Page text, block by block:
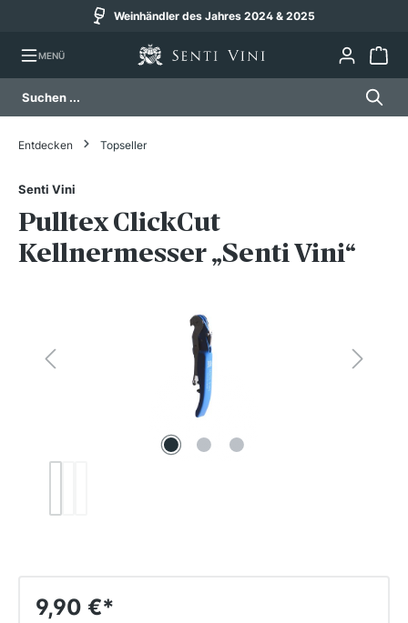
Weinhändler des Jahres 2024 & 2025
MENÜ
Bildergalerie überspringen
Entdecken Topseller
Senti Vini
Pulltex ClickCut
Kellnermesser „Senti Vini“
9,90 €*